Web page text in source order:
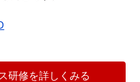
研修を詳しくみる